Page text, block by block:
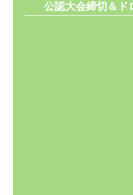
公認大会締切＆ド